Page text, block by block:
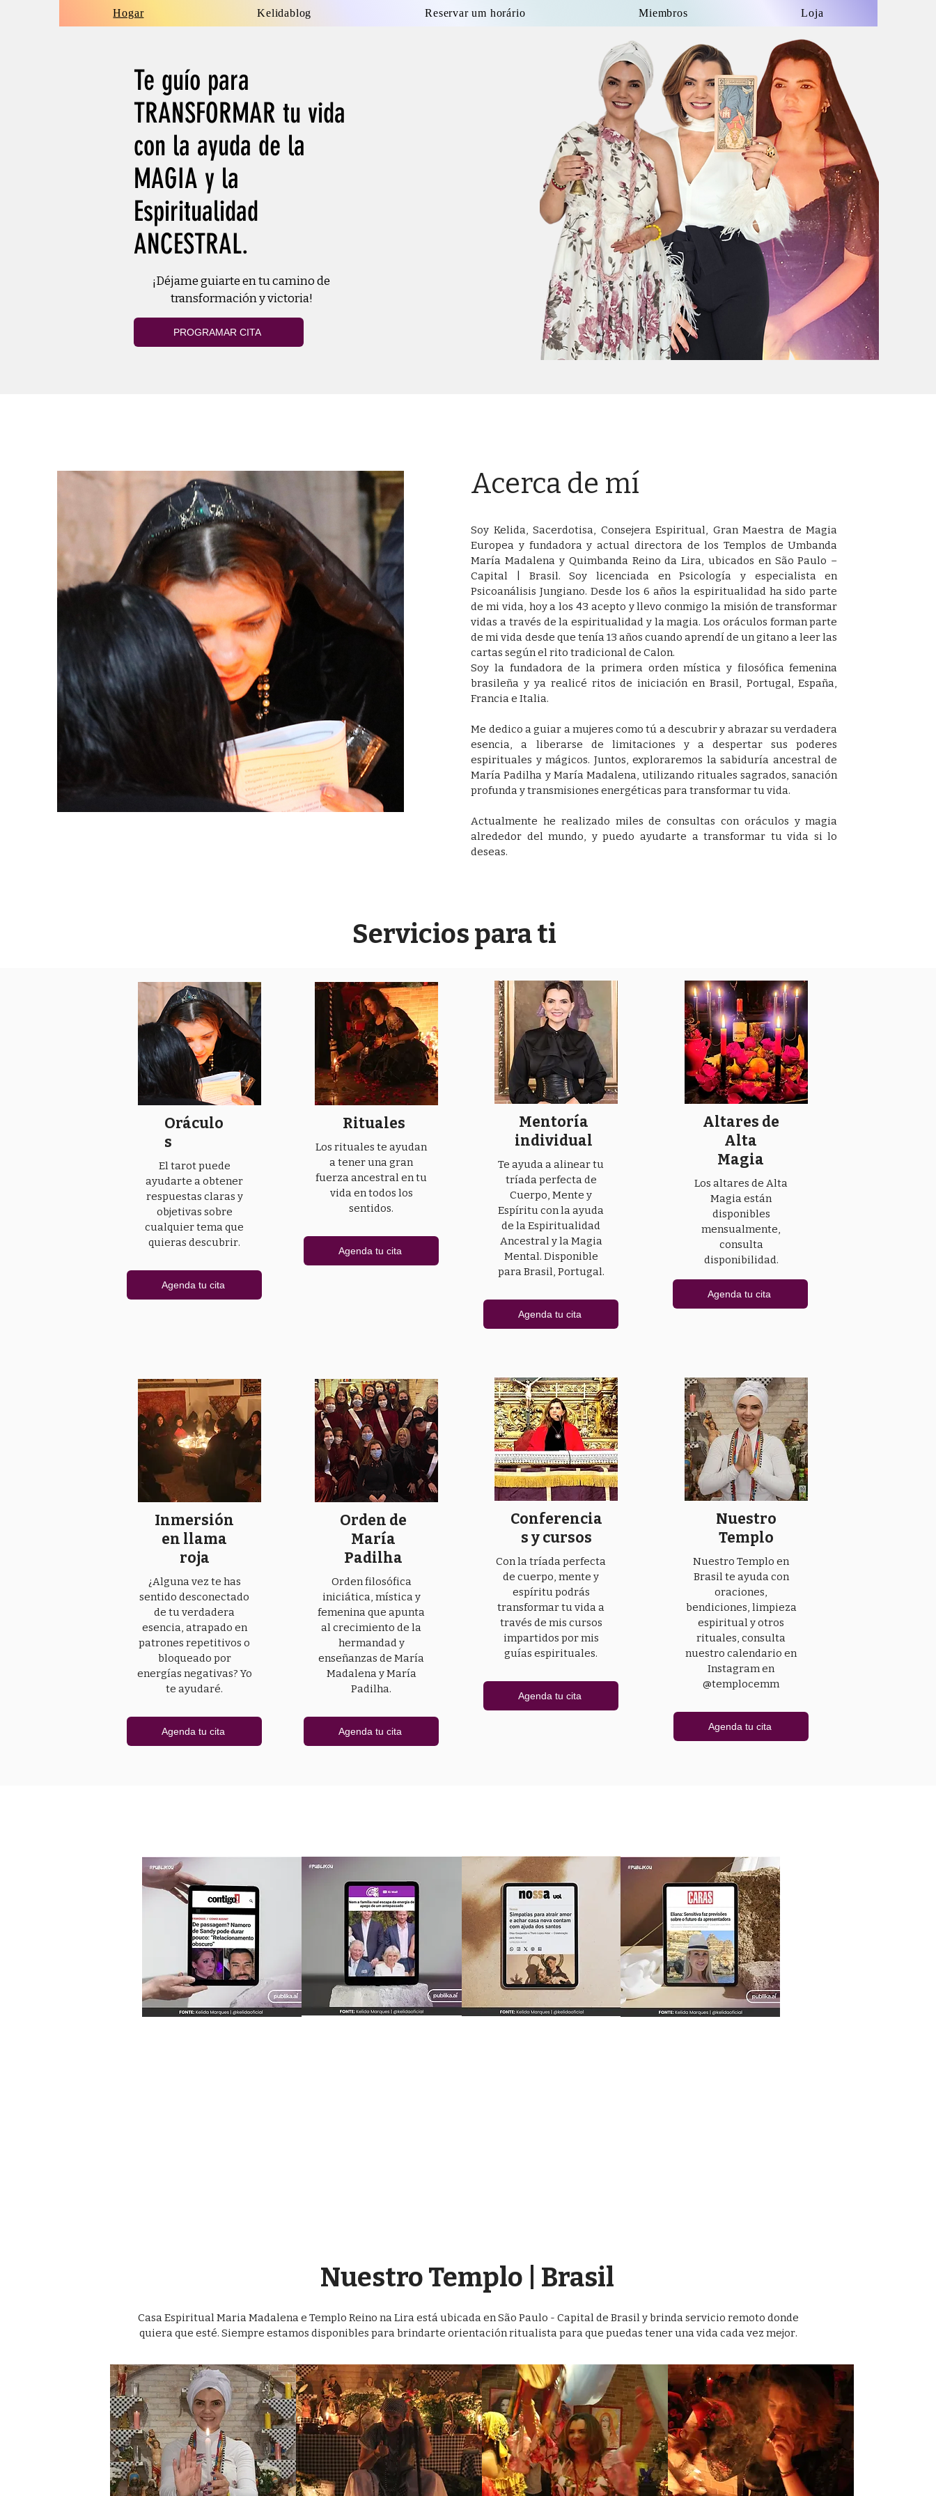
Te guío para
TRANSFORMAR tu vida
con la ayuda de la
MAGIA y la
Espiritualidad
ANCESTRAL.
¡Déjame guiarte en tu camino de
transformación y victoria!
PROGRAMAR CITA
Hogar Kelidablog Reservar um horário Miembros Loja
Acerca de mí
Soy Kelida, Sacerdotisa, Consejera Espiritual, Gran Maestra de Magia
Europea y fundadora y actual directora de los Templos de Umbanda
María Madalena y Quimbanda Reino da Lira, ubicados en São Paulo –
Capital | Brasil. Soy licenciada en Psicología y especialista en
Psicoanálisis Jungiano. Desde los 6 años la espiritualidad ha sido parte
de mi vida, hoy a los 43 acepto y llevo conmigo la misión de transformar
vidas a través de la espiritualidad y la magia. Los oráculos forman parte
de mi vida desde que tenía 13 años cuando aprendí de un gitano a leer las
cartas según el rito tradicional de Calon.
Soy la fundadora de la primera orden mística y filosófica femenina
brasileña y ya realicé ritos de iniciación en Brasil, Portugal, España,
Francia e Italia.
Me dedico a guiar a mujeres como tú a descubrir y abrazar su verdadera
esencia, a liberarse de limitaciones y a despertar sus poderes
espirituales y mágicos. Juntos, exploraremos la sabiduría ancestral de
María Padilha y María Madalena, utilizando rituales sagrados, sanación
profunda y transmisiones energéticas para transformar tu vida.
Actualmente he realizado miles de consultas con oráculos y magia
alrededor del mundo, y puedo ayudarte a transformar tu vida si lo
deseas.
Servicios para ti
Oráculo
s
El tarot puede
ayudarte a obtener
respuestas claras y
objetivas sobre
cualquier tema que
quieras descubrir.
Agenda tu cita
Rituales
Los rituales te ayudan
a tener una gran
fuerza ancestral en tu
vida en todos los
sentidos.
Agenda tu cita
Mentoría
individual
Te ayuda a alinear tu
tríada perfecta de
Cuerpo, Mente y
Espíritu con la ayuda
de la Espiritualidad
Ancestral y la Magia
Mental. Disponible
para Brasil, Portugal.
Agenda tu cita
Altares de
Alta
Magia
Los altares de Alta
Magia están
disponibles
mensualmente,
consulta
disponibilidad.
Agenda tu cita
Inmersión
en llama
roja
¿Alguna vez te has
sentido desconectado
de tu verdadera
esencia, atrapado en
patrones repetitivos o
bloqueado por
energías negativas? Yo
te ayudaré.
Agenda tu cita
Orden de
María
Padilha
Orden filosófica
iniciática, mística y
femenina que apunta
al crecimiento de la
hermandad y
enseñanzas de María
Madalena y María
Padilha.
Agenda tu cita
Conferencia
s y cursos
Con la tríada perfecta
de cuerpo, mente y
espíritu podrás
transformar tu vida a
través de mis cursos
impartidos por mis
guías espirituales.
Agenda tu cita
Nuestro
Templo
Nuestro Templo en
Brasil te ayuda con
oraciones,
bendiciones, limpieza
espiritual y otros
rituales, consulta
nuestro calendario en
Instagram en
@templocemm
Agenda tu cita
Nuestro Templo | Brasil
Casa Espiritual Maria Madalena e Templo Reino na Lira está ubicada en São Paulo - Capital de Brasil y brinda servicio remoto donde
quiera que esté. Siempre estamos disponibles para brindarte orientación ritualista para que puedas tener una vida cada vez mejor.